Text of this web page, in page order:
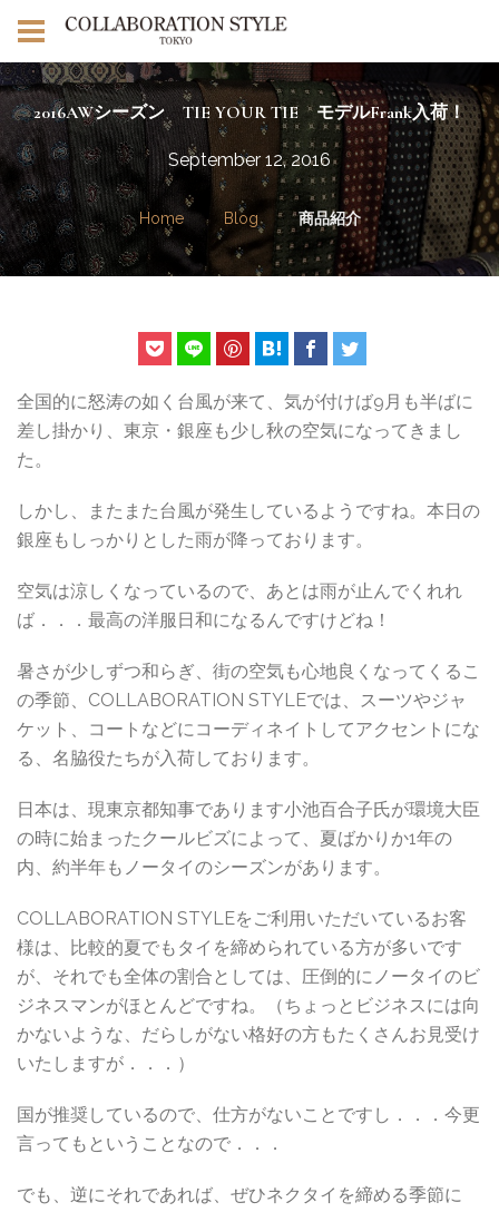
2016AWシーズン TIE YOUR TIE モデルFrank入荷！
September 12, 2016
Home Blog 商品紹介
全国的に怒涛の如く台風が来て、気が付けば9月も半ばに
差し掛かり、東京・銀座も少し秋の空気になってきまし
た。
しかし、またまた台風が発生しているようですね。本日の
銀座もしっかりとした雨が降っております。
空気は涼しくなっているので、あとは雨が止んでくれれ
ば．．．最高の洋服日和になるんですけどね！
暑さが少しずつ和らぎ、街の空気も心地良くなってくるこ
の季節、COLLABORATION STYLEでは、スーツやジャ
ケット、コートなどにコーディネイトしてアクセントにな
る、名脇役たちが入荷しております。
日本は、現東京都知事であります小池百合子氏が環境大臣
の時に始まったクールビズによって、夏ばかりか1年の
内、約半年もノータイのシーズンがあります。
COLLABORATION STYLEをご利用いただいているお客
様は、比較的夏でもタイを締められている方が多いです
が、それでも全体の割合としては、圧倒的にノータイのビ
ジネスマンがほとんどですね。（ちょっとビジネスには向
かないような、だらしがない格好の方もたくさんお見受け
いたしますが．．．）
国が推奨しているので、仕方がないことですし．．．今更
言ってもということなので．．．
でも、逆にそれであれば、ぜひネクタイを締める季節に